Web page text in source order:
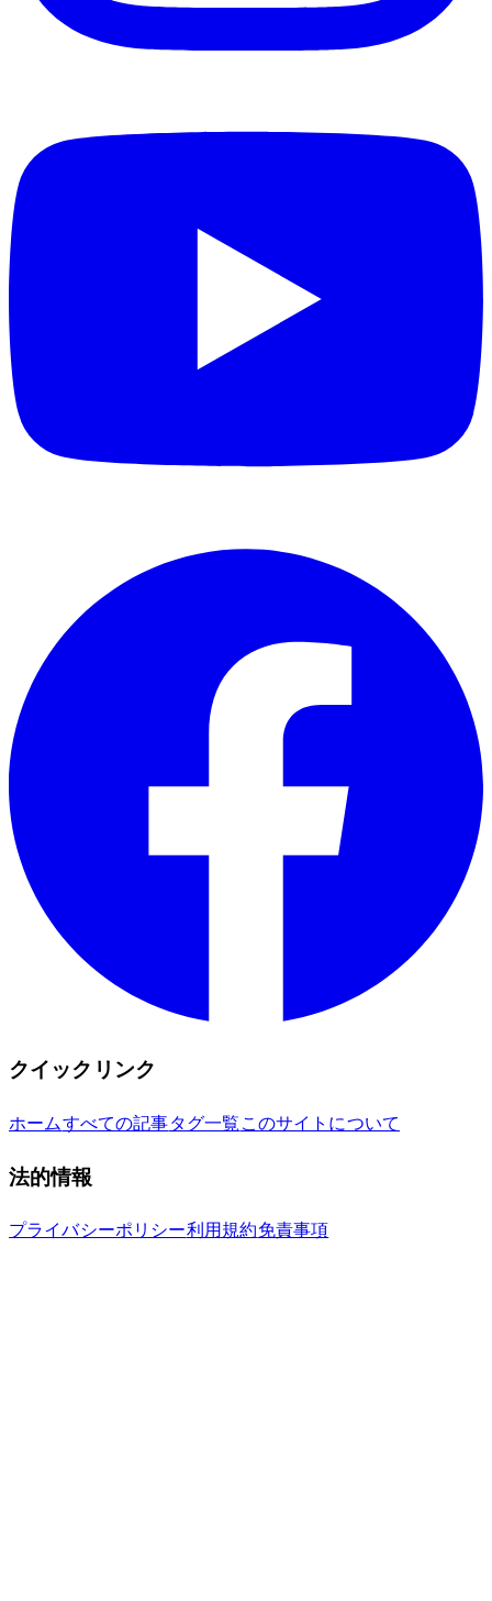
クイックリンク
ホームすべての記事タグ一覧 このサイトについて
法的情報
プライバシーポリシー利用規約免責事項